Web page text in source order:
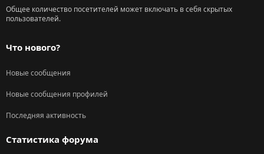
Общее количество посетителей может включать в себя скрытых
пользователей.
Что нового?
Новые сообщения
Новые сообщения профилей
Последняя активность
Статистика форума